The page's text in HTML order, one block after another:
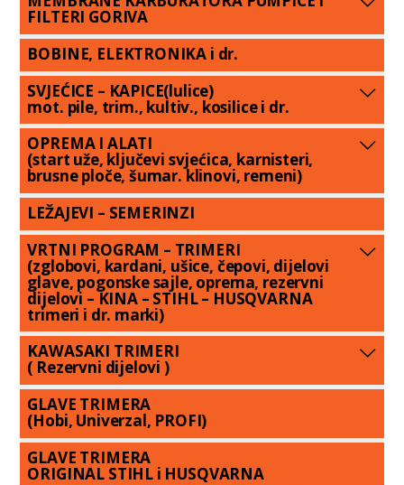
FILTERI GORIVA
BOBINE, ELEKTRONIKA i dr.
SVJEĆICE – KAPICE(lulice)
mot. pile, trim., kultiv., kosilice i dr.
OPREMA I ALATI
(start uže, ključevi svjećica, karnisteri,
brusne ploče, šumar. klinovi, remeni)
LEŽAJEVI – SEMERINZI
VRTNI PROGRAM – TRIMERI
(zglobovi, kardani, ušice, čepovi, dijelovi
glave, pogonske sajle, oprema, rezervni
dijelovi – KINA – STIHL – HUSQVARNA
trimeri i dr. marki)
KAWASAKI TRIMERI
( Rezervni dijelovi )
GLAVE TRIMERA
(Hobi, Univerzal, PROFI)
GLAVE TRIMERA
ORIGINAL STIHL i HUSQVARNA